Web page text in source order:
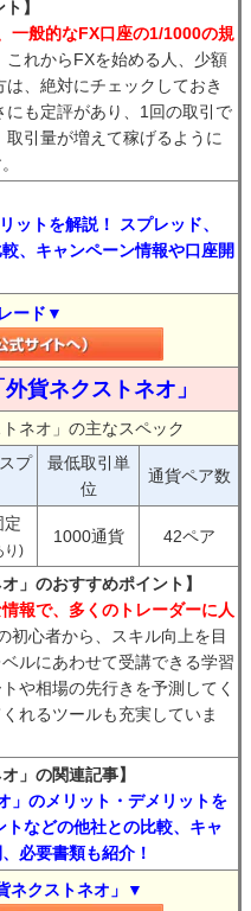
】
一般的なFX口座の1/1000の規
これからFXを始める人、少額
、絶対にチェックしておき
も定評があり、1回の取引で
引量が増えて稼げるように
ットを解説！ スプレッド、
、キャンペーン情報や口座開
ード▼
貨ネクストネオ」
ネオ」の主なスペック
プ
最低取引単
位
通貨ペア数
定
り)
1000通貨 42ペア
」のおすすめポイント】
報で、多くのトレーダーに人
初心者から、スキル向上を目
ルにあわせて受講できる学習
や相場の先行きを予測してく
れるツールも充実していま
」の関連記事】
」のメリット・デメリットを
などの他社との比較、キャ
必要書類も紹介！
ネクストネオ」▼